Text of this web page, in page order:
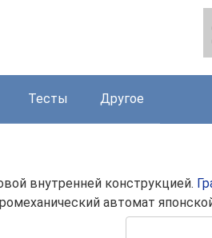
Тесты Другое
внутренней конструкцией.
автомат